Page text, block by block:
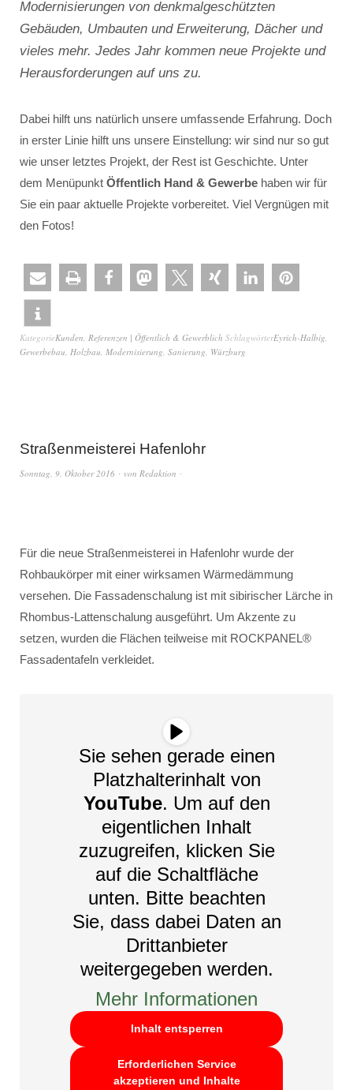
Modernisierungen von denkmalgeschützten
Gebäuden, Umbauten und Erweiterung, Dächer und
vieles mehr. Jedes Jahr kommen neue Projekte und
Herausforderungen auf uns zu.
Dabei hilft uns natürlich unsere umfassende Erfahrung. Doch
in erster Linie hilft uns unsere Einstellung: wir sind nur so gut
wie unser letztes Projekt, der Rest ist Geschichte. Unter
dem Menüpunkt Öffentlich Hand & Gewerbe haben wir für
Sie ein paar aktuelle Projekte vorbereitet. Viel Vergnügen mit
den Fotos!
KategorieKunden, Referenzen | Öffentlich & Gewerblich SchlagwörterEyrich-Halbig,
Gewerbebau, Holzbau, Modernisierung, Sanierung, Würzburg
Straßenmeisterei Hafenlohr
Sonntag, 9. Oktober 2016 von Redaktion
Für die neue Straßenmeisterei in Hafenlohr wurde der
Rohbaukörper mit einer wirksamen Wärmedämmung
versehen. Die Fassadenschalung ist mit sibirischer Lärche in
Rhombus-Lattenschalung ausgeführt. Um Akzente zu
setzen, wurden die Flächen teilweise mit ROCKPANEL®
Fassadentafeln verkleidet.
Sie sehen gerade einen
Platzhalterinhalt von
YouTube. Um auf den
eigentlichen Inhalt
zuzugreifen, klicken Sie
auf die Schaltfläche
unten. Bitte beachten
Sie, dass dabei Daten an
Drittanbieter
weitergegeben werden.
Mehr Informationen
Inhalt entsperren
Erforderlichen Service
akzeptieren und Inhalte